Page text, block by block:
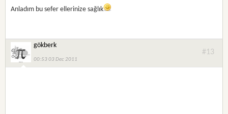
Anladım bu sefer ellerinize sağlık
gökberk
00:53 03 Dec 2011
#13